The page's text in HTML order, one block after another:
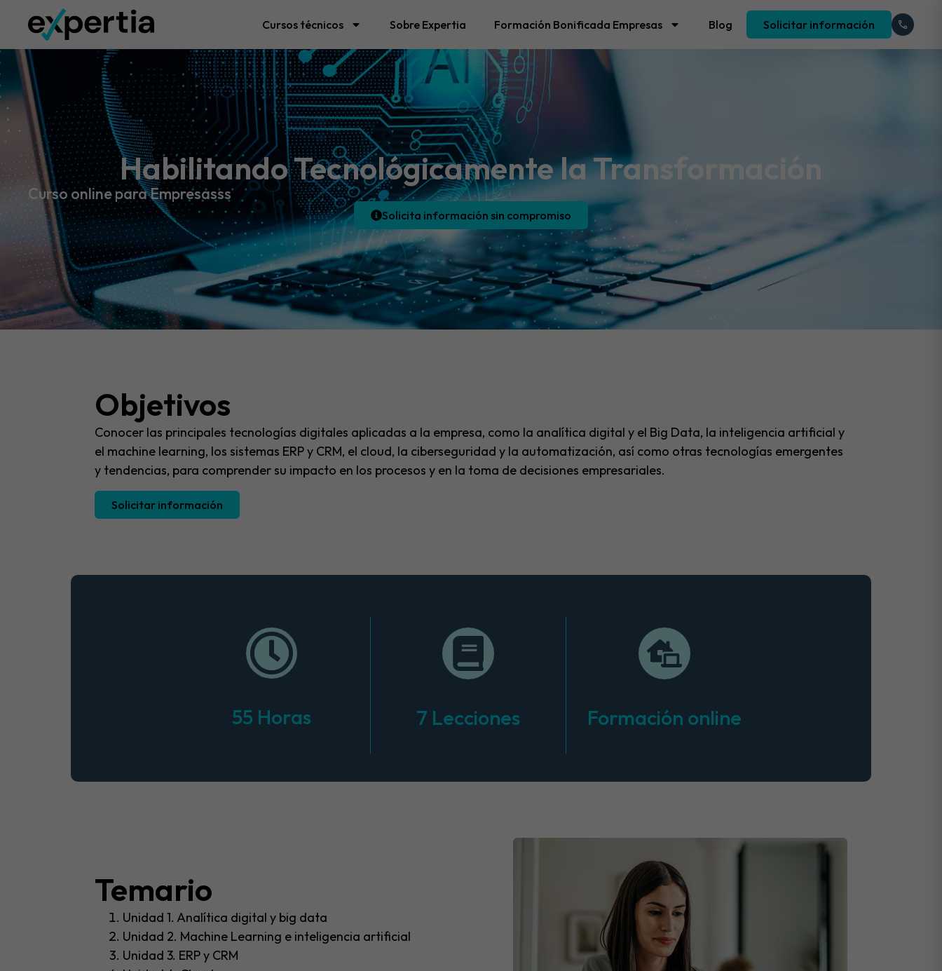
Cursos técnicos Sobre Expertia Formación Bonificada Empresas Blog Solicitar información
Habilitando Tecnológicamente la Transformación
Curso online para Empresasss
Solicita información sin compromiso
Objetivos
Conocer las principales tecnologías digitales aplicadas a la empresa, como la analítica digital y el Big Data, la inteligencia artificial y
el machine learning, los sistemas ERP y CRM, el cloud, la ciberseguridad y la automatización, así como otras tecnologías emergentes
y tendencias, para comprender su impacto en los procesos y en la toma de decisiones empresariales.
Solicitar información
55 Horas 7 Lecciones Formación online
Temario​
Unidad 1. Analítica digital y big data
Unidad 2. Machine Learning e inteligencia artificial
Unidad 3. ERP y CRM